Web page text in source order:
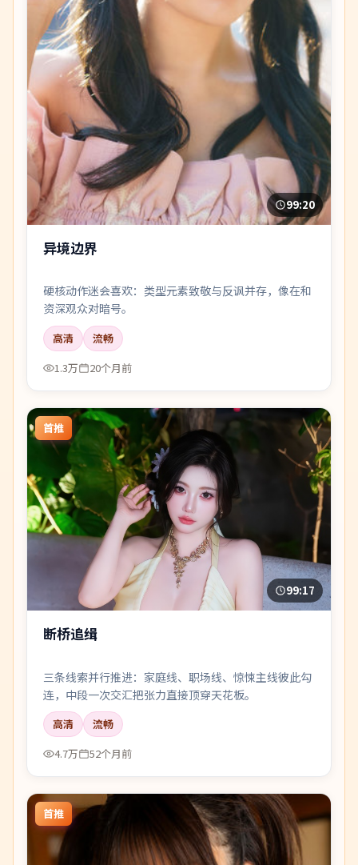
99:20
异境边界
硬核动作迷会喜欢：类型元素致敬与反讽并存，像在和
资深观众对暗号。
高清
流畅
1.3万
20个月前
首推
99:17
断桥追缉
三条线索并行推进：家庭线、职场线、惊悚主线彼此勾
连，中段一次交汇把张力直接顶穿天花板。
高清
流畅
4.7万
52个月前
首推